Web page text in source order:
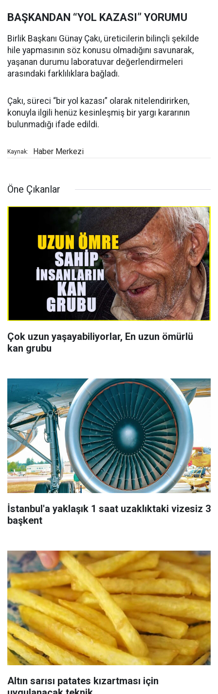
BAŞKANDAN “YOL KAZASI” YORUMU
Birlik Başkanı Günay Çakı, üreticilerin bilinçli şekilde
hile yapmasının söz konusu olmadığını savunarak,
yaşanan durumu laboratuvar değerlendirmeleri
arasındaki farklılıklara bağladı.
Çakı, süreci “bir yol kazası” olarak nitelendirirken,
konuyla ilgili henüz kesinleşmiş bir yargı kararının
bulunmadığı ifade edildi.
Kaynak: Haber Merkezi
Öne Çıkanlar
Çok uzun yaşayabiliyorlar, En uzun ömürlü
kan grubu
İstanbul'a yaklaşık 1 saat uzaklıktaki vizesiz 3
başkent
Altın sarısı patates kızartması için